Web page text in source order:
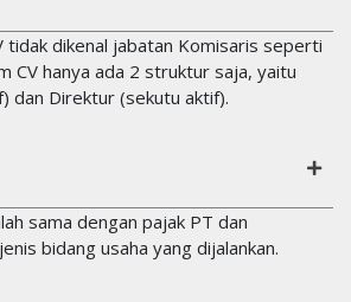
tidak dikenal jabatan Komisaris seperti
CV hanya ada 2 struktur saja, yaitu
dan Direktur (sekutu aktif).
sama dengan pajak PT dan
bidang usaha yang dijalankan.